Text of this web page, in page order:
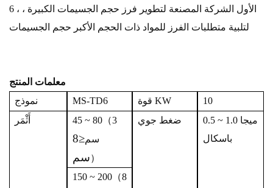
6 ، الأول الشركة المصنعة لتطوير فرز حجم الجسيمات الكبيرة ،
لتلبية متطلبات الفرز للمواد ذات الحجم الأكبر حجم الجسيمات
معلمات المنتج
نموذج
MS-TD6 قوة KW
10
أَثْمَر
45 ~ 80（3
سم
≤8
سم）
ضغط جوي
0.5 ~ 1.0 ميجا
باسكال
150 ~ 200（8